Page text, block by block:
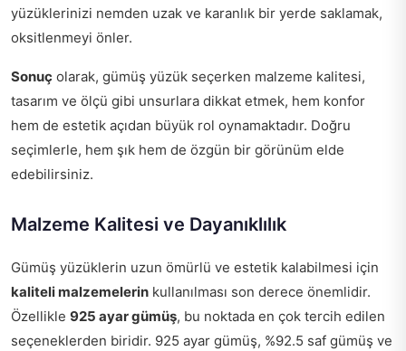
yüzüklerinizi nemden uzak ve karanlık bir yerde saklamak,
oksitlenmeyi önler.
Sonuç olarak, gümüş yüzük seçerken malzeme kalitesi,
tasarım ve ölçü gibi unsurlara dikkat etmek, hem konfor
hem de estetik açıdan büyük rol oynamaktadır. Doğru
seçimlerle, hem şık hem de özgün bir görünüm elde
edebilirsiniz.
Malzeme Kalitesi ve Dayanıklılık
Gümüş yüzüklerin uzun ömürlü ve estetik kalabilmesi için
kaliteli malzemelerin kullanılması son derece önemlidir.
Özellikle 925 ayar gümüş, bu noktada en çok tercih edilen
seçeneklerden biridir. 925 ayar gümüş, %92.5 saf gümüş ve